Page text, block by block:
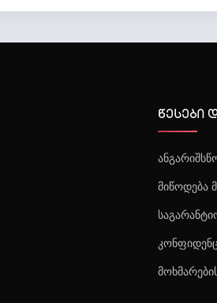
წესები
მიწოდება